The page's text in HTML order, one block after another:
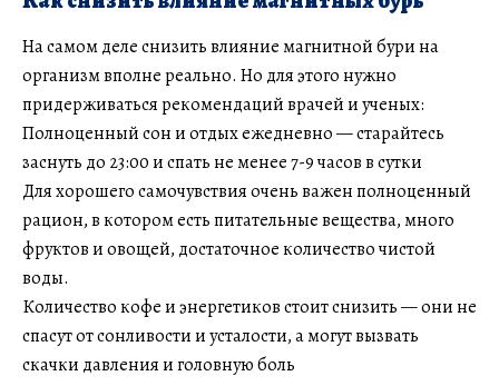
На самом деле снизить влияние магнитной бури на
организм вполне реально. Но для этого нужно
придерживаться рекомендаций врачей и ученых:
Полноценный сон и отдых ежедневно — старайтесь
заснуть до 23:00 и спать не менее 7-9 часов в сутки
Для хорошего самочувствия очень важен полноценный
рацион, в котором есть питательные вещества, много
фруктов и овощей, достаточное количество чистой
воды.
Количество кофе и энергетиков стоит снизить — они не
спасут от сонливости и усталости, а могут вызвать
скачки давления и головную боль